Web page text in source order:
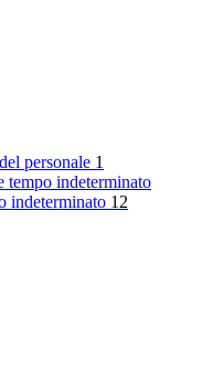
personale 1
tempo indeterminato
indeterminato 12